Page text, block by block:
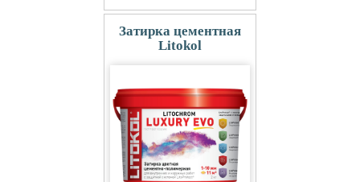
Затирка цементная
Litokol